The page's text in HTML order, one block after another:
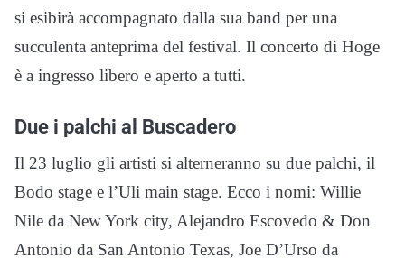
si esibirà accompagnato dalla sua band per una
succulenta anteprima del festival. Il concerto di Hoge
è a ingresso libero e aperto a tutti.
Due i palchi al Buscadero
Il 23 luglio gli artisti si alterneranno su due palchi, il
Bodo stage e l’Uli main stage. Ecco i nomi: Willie
Nile da New York city, Alejandro Escovedo & Don
Antonio da San Antonio Texas, Joe D’Urso da